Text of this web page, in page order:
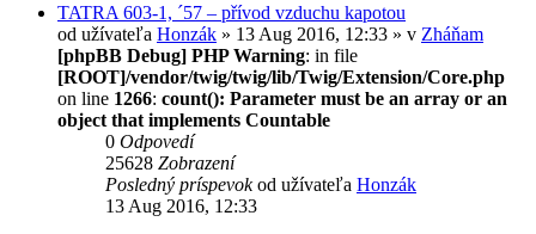
TATRA 603-1, ´57 – přívod vzduchu kapotou
od užívateľa Honzák » 13 Aug 2016, 12:33 » v Zháňam
[phpBB Debug] PHP Warning: in file
[ROOT]/vendor/twig/twig/lib/Twig/Extension/Core.php
on line 1266: count(): Parameter must be an array or an
object that implements Countable
0 Odpovedí
25628 Zobrazení
Posledný príspevokod užívateľa Honzák
13 Aug 2016, 12:33